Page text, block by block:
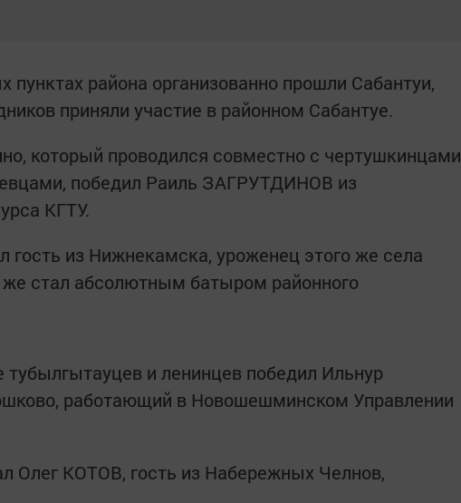
пунктах района организованно прошли Сабантуи,
приняли участие в районном Сабантуе.
который проводился совместно с
победил Раиль ЗАГРУТДИНОВ из
КГТУ.
гость из Нижнекамска, уроженец этого же села
стал абсолютным батыром районного
и ленинцев победил Ильнур
работающий в Новошешминском Управлении
Олег КОТОВ, гость из Набережных Челнов,